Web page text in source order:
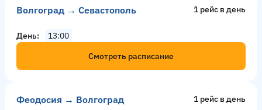
Волгоград → Севастополь 1 рейс в день
День
13:00
Смотреть расписание
Феодосия → Волгоград 1 рейс в день